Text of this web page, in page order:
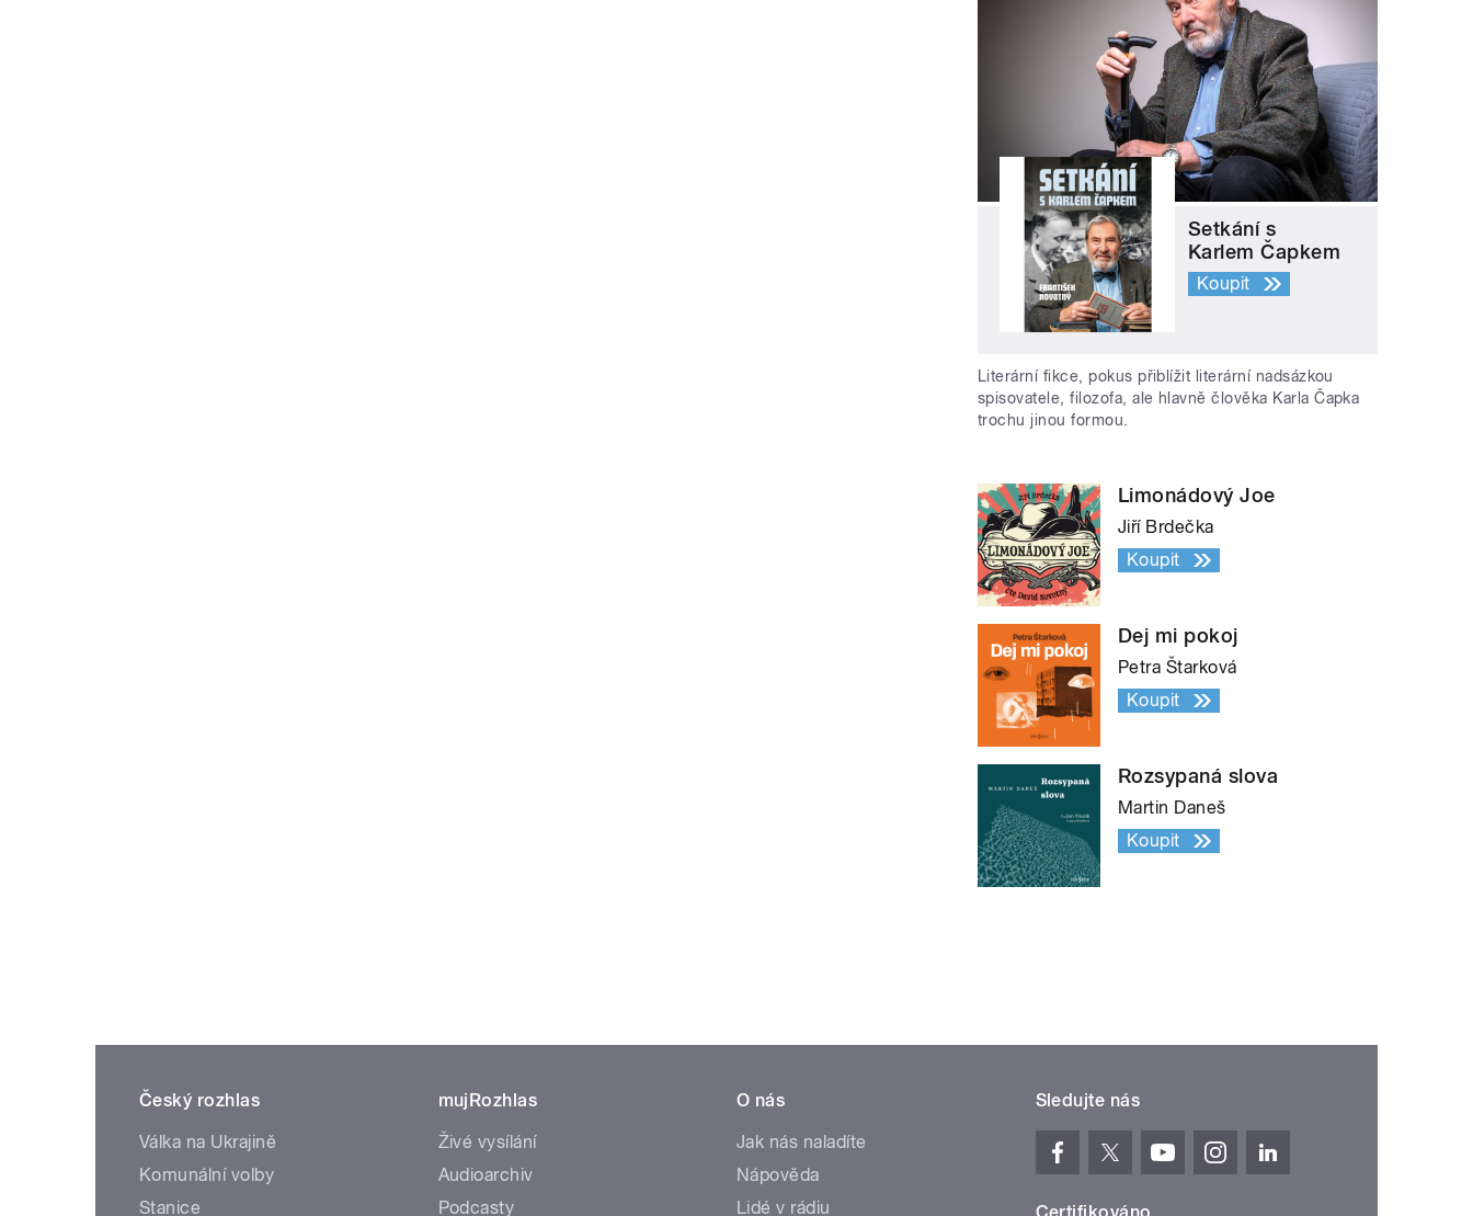
Setkání s
Karlem Čapkem
Koupit
Literární fikce, pokus přiblížit literární nadsázkou
spisovatele, filozofa, ale hlavně člověka Karla Čapka
trochu jinou formou.
Limonádový Joe
Jiří Brdečka
Koupit
Dej mi pokoj
Petra Štarková
Koupit
Rozsypaná slova
Martin Daneš
Koupit
Český rozhlas
Válka na Ukrajině
Komunální volby
Stanice
mujRozhlas
Živé vysílání
Audioarchiv
Podcasty
O nás
Jak nás naladíte
Nápověda
Lidé v rádiu
Sledujte nás